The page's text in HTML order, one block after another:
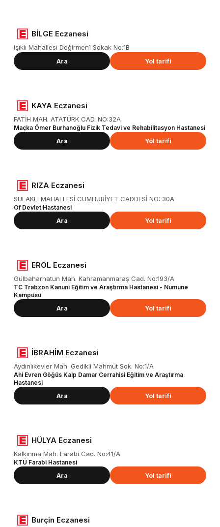
BİLGE Eczanesi
Işıklı Mahallesi Değirmen1 Sokak No:1B
Ara Yol tarifi
KAYA Eczanesi
FATİH MAH. ATATÜRK CAD. NO:32A
Maçka Ömer Burhanoğlu Fizik Tedavi ve Rehabilitasyon Hastanesi
Ara
Yol tarifi
RIZA Eczanesi
SULAKLI MAHALLESİ CUMHURİYET CADDESİ NO: 30A
Of Devlet Hastanesi
Ara
Yol tarifi
EROL Eczanesi
Gülbaharhatun Mah. Kahramanmaraş Cad. No:193/A
TC Trabzon Kanuni Eğitim ve Araştırma Hastanesi - Numune
Kampüsü
Ara
Yol tarifi
İBRAHİM Eczanesi
Aydınlıkevler Mah. Gedikli Mahmut Sok. No:1/A
Ahi Evren Göğüs Kalp Damar Cerrahisi Eğitim ve Araştırma
Hastanesi
Ara
Yol tarifi
HÜLYA Eczanesi
Kalkınma Mah. Farabi Cad. No:41/A
KTÜ Farabi Hastanesi
Ara
Yol tarifi
Burçin Eczanesi